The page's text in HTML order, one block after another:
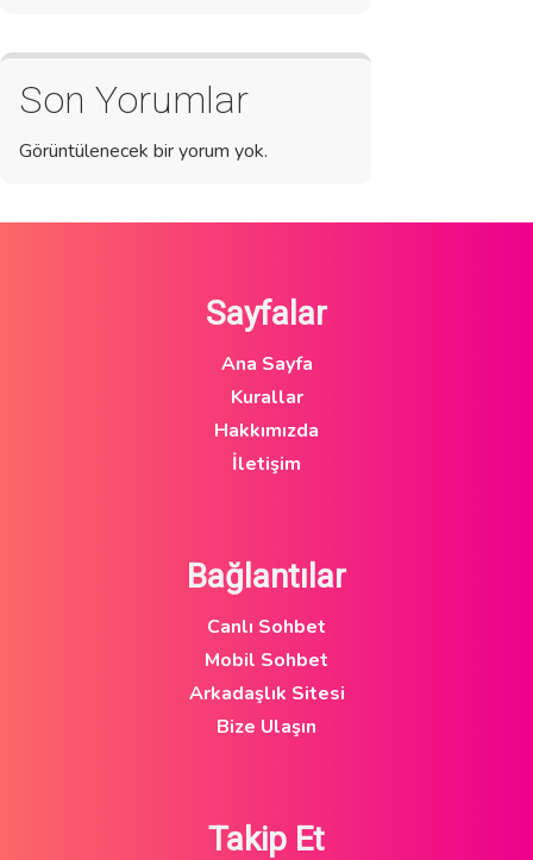
Son Yorumlar
Görüntülenecek bir yorum yok.
Sayfalar
Ana Sayfa
Kurallar
Hakkımızda
İletişim
Bağlantılar
Canlı Sohbet
Mobil Sohbet
Arkadaşlık Sitesi
Bize Ulaşın
Takip Et